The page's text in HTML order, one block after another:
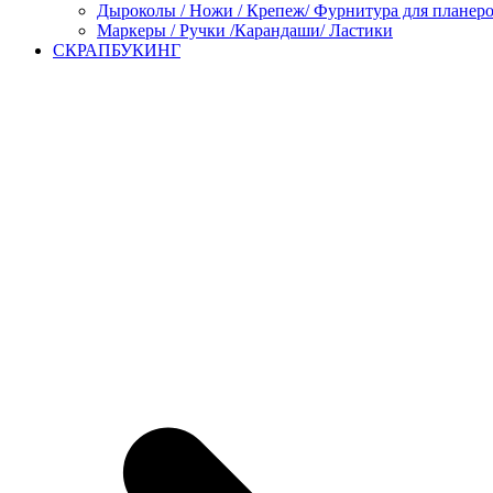
Дыроколы / Ножи / Крепеж/ Фурнитура для
Маркеры / Ручки /Карандаши/ Ластики
СКРАПБУКИНГ